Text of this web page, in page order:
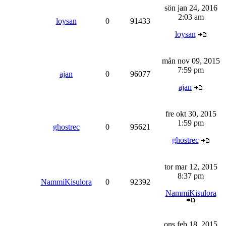
loysan 0 91433
sön jan 24, 2016
2:03 am
loysan
ajan 0 96077
mån nov 09, 2015
7:59 pm
ajan
ghostrec 0 95621
fre okt 30, 2015
1:59 pm
ghostrec
NammiKisulora 0 92392
tor mar 12, 2015
8:37 pm
NammiKisulora
ons feb 18, 2015